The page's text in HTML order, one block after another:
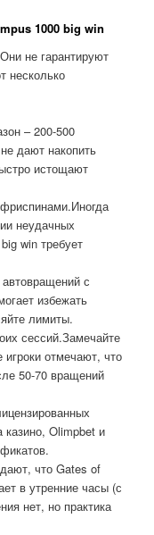
1000 big win
не гарантируют
несколько
– 200-500
дают накопить
истощают
неудачных
win требует
с
избежать
лимиты.
сессий.Замечайте
отмечают, что
50-70 вращений
Olimpbet и
что Gates of
в утренние часы (с
нет, но практика